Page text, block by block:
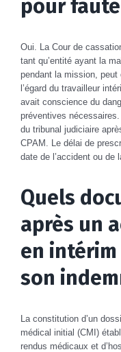
pour
Oui. La Cour de
tant qu’entité ayant la
pendant la mission, peut
l’égard du travailleur
avait conscience du
préventives
du tribunal judiciaire
CPAM. Le délai de
date de l’accident ou de
Quels
après un
en
son
La constitution d’un
médical initial (CMI)
rendus médicaux et